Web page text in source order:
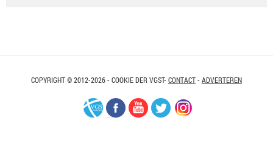
COPYRIGHT © 2012-2026 - COOKIE DER VGST- CONTACT- ADVERTEREN